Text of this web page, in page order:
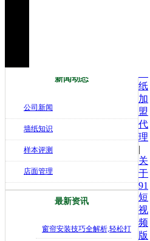
新闻动态
公司新闻
墙纸知识
样本评测
店面管理
最新资讯
窗帘安装技巧全解析,轻松打
纸
加
盟
代
理
|
关
于
91
短
视
频
版